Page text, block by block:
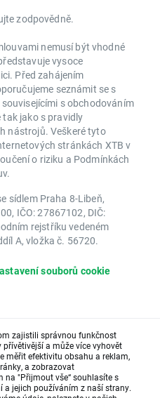
zodpovědně.
nemusí být vhodné
vysoce
Před zahájením
seznámit se s
s obchodováním
jako s pravidly
nástrojů. Veškeré tyto
stránkách XTB v
o riziku a Podmínkách
sídlem Praha 8-Libeň,
IČO: 27867102, DIČ:
rejstříku vedeném
A, vložka č. 56720.
souborů cookie
zajistili správnou funkčnost
a může více vyhovět
měřit efektivitu obsahu a reklam,
a zobrazovat
"Přijmout vše“ souhlasíte s
a jejich používáním z naší strany.